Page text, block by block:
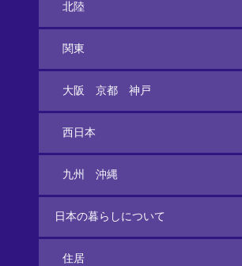
北陸
関東
大阪 京都 神戸
西日本
九州 沖縄
日本の暮らしについて
住居